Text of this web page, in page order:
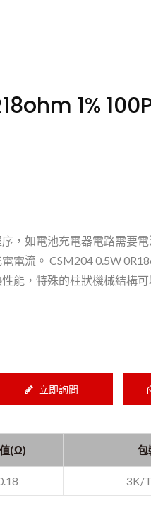
1%
，如電池充電器電路需要
電流。 CSM204 0.5W
能，特殊的柱狀機械結構可
立即詢問
(Ω) 包
3K/